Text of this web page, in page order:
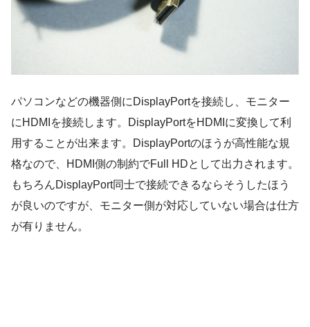
パソコンなどの機器側にDisplayPortを接続し、モニター
にHDMIを接続します。DisplayPortをHDMIに変換して利
用することが出来ます。DisplayPortのほうが高性能な規
格なので、HDMI側の制約でFull HDとして出力されます。
もちろんDisplayPort同士で接続できるならそうしたほう
が良いのですが、モニター側が対応していない場合は仕方
が有りません。